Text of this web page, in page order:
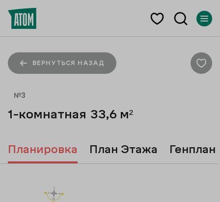
ВЕРНУТЬСЯ НАЗАД
№3
1-комнатная 33,6 м²
Планировка План Этажа Генплан